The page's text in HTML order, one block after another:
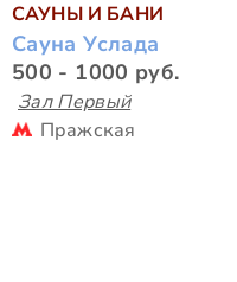
САУНЫ И БАНИ
Сауна Услада
500 - 1000 руб.
Зал Первый
Пражская